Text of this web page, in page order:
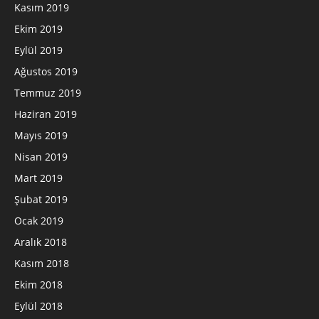
Kasım 2019
Ekim 2019
Eylül 2019
Ağustos 2019
Temmuz 2019
Haziran 2019
Mayıs 2019
Nisan 2019
Mart 2019
Şubat 2019
Ocak 2019
Aralık 2018
Kasım 2018
Ekim 2018
Eylül 2018